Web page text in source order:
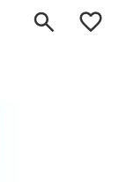
0